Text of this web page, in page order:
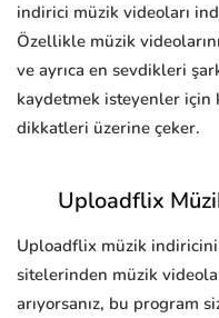
indirici müzik videoları
Özellikle müzik
ve ayrıca en sevdikleri
kaydetmek isteyenler için
dikkatleri üzerine çeker.
Uploadflix
Uploadflix müzik
sitelerinden müzik
arıyorsanız, bu program